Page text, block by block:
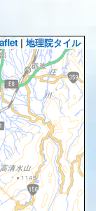
| 地理院タイル